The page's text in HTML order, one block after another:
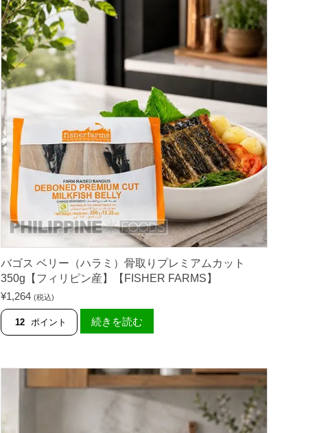
E
R
】
ー
ム
ィ
半
身
）
ガ
ー
リ
ッ
ク
＆
ハ
ー
味
2
0
【
F
R
バゴス ベリー（ハラミ）骨取りプレミアムカット
350g【フィリピン産】【FISHER FARMS】
¥1,264 (税込)
12 ポイント 続きを読む